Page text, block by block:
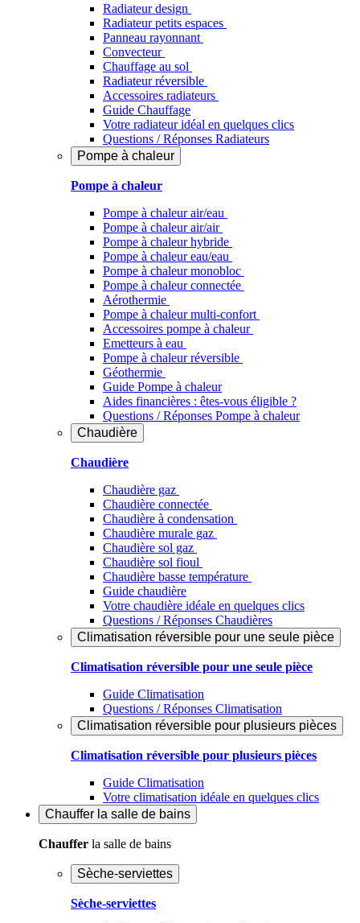
Radiateur design
Radiateur petits espaces
Panneau rayonnant
Convecteur
Chauffage au sol
Radiateur réversible
Accessoires radiateurs
Guide Chauffage
Votre radiateur idéal en quelques clics
Questions / Réponses Radiateurs
Pompe à chaleur
Pompe à chaleur
Pompe à chaleur air/eau
Pompe à chaleur air/air
Pompe à chaleur hybride
Pompe à chaleur​ eau/eau
Pompe à chaleur monobloc
Pompe à chaleur connectée
Aérothermie
Pompe à chaleur multi-confort
Accessoires pompe à chaleur
Emetteurs à eau
Pompe à chaleur réversible
Géothermie
Guide Pompe à chaleur
Aides financières : êtes-vous éligible ?
Questions / Réponses Pompe à chaleur
Chaudière
Chaudière
Chaudière gaz
Chaudière connectée
Chaudière à condensation
Chaudière murale gaz
Chaudière sol gaz
Chaudière sol fioul
Chaudière basse température
Guide chaudière
Votre chaudière idéale en quelques clics
Questions / Réponses Chaudières
Climatisation réversible pour une seule pièce
Climatisation réversible pour une seule pièce
Guide Climatisation
Questions / Réponses Climatisation
Climatisation réversible pour plusieurs pièces
Climatisation réversible pour plusieurs pièces
Guide Climatisation
Votre climatisation idéale en quelques clics
Chauffer la salle de bains
Chauffer la salle de bains
Sèche-serviettes
Sèche-serviettes